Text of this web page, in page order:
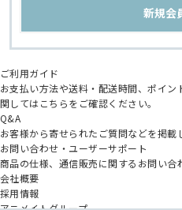
ご利用ガイド
お支払い方法や送料・配送時間、ポイン
関してはこちらをご確認ください。
Q&A
お客様から寄せられたご質問などを掲載
お問い合わせ・ユーザーサポート
商品の仕様、通信販売に関するお問い合
会社概要
採用情報